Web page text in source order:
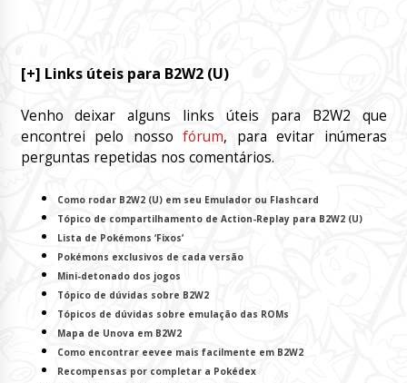
[+] Links úteis para B2W2 (U)
Venho deixar alguns links úteis para B2W2 que
encontrei pelo nosso fórum, para evitar inúmeras
perguntas repetidas nos comentários.
Como rodar B2W2 (U) em seu Emulador ou Flashcard
Tópico de compartilhamento de Action-Replay para B2W2 (U)
Lista de Pokémons ‘Fixos’
Pokémons exclusivos de cada versão
Mini-detonado dos jogos
Tópico de dúvidas sobre B2W2
Tópicos de dúvidas sobre emulação das ROMs
Mapa de Unova em B2W2
Como encontrar eevee mais facilmente em B2W2
Recompensas por completar a Pokédex